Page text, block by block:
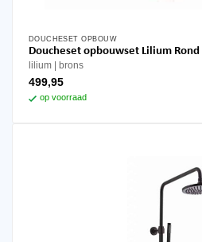
DOUCHESET OPBOUW
Doucheset opbouwset Lilium
lilium brons
499,95
op voorraad